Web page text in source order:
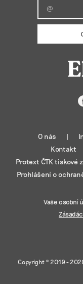
O nás
Kontakt
Protext ČTK tiskové
Prohlášení o
Vaše osobní
Copyright © 2019 -